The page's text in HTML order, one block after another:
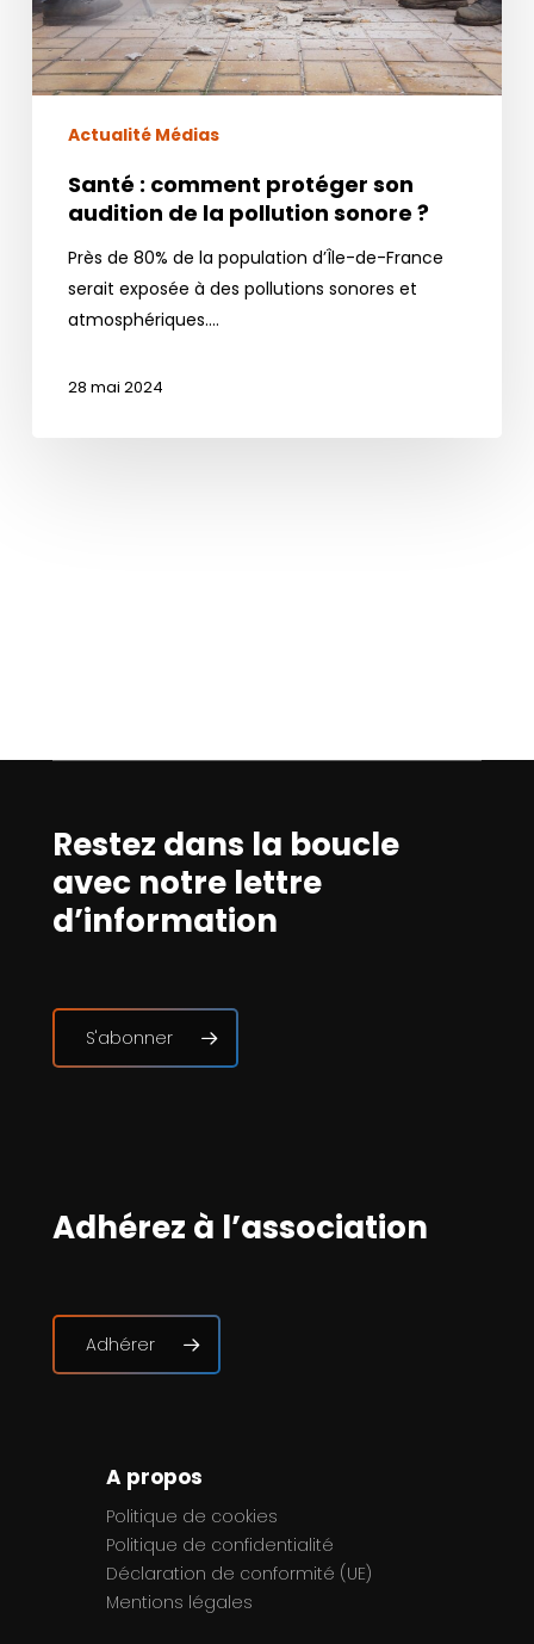
la
pollution
sonore
Actualité Médias
Santé : comment protéger son
audition de la pollution sonore ?
Près de 80% de la population d’Île-de-France
serait exposée à des pollutions sonores et
atmosphériques.…
28 mai 2024
Restez dans la boucle
avec notre lettre
d’information
S'abonner
Adhérez à l’association
Adhérer
A propos
Politique de cookies
Politique de confidentialité
Déclaration de conformité (UE)
Mentions légales